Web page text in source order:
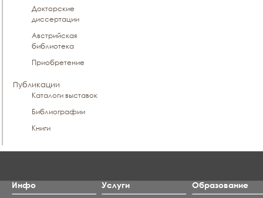
Докторские
диссертации
Австрийская
библиотека
Приобретение
Публикации
Каталоги выставок
Библиографии
Книги
Инфо
Услуги
Образование